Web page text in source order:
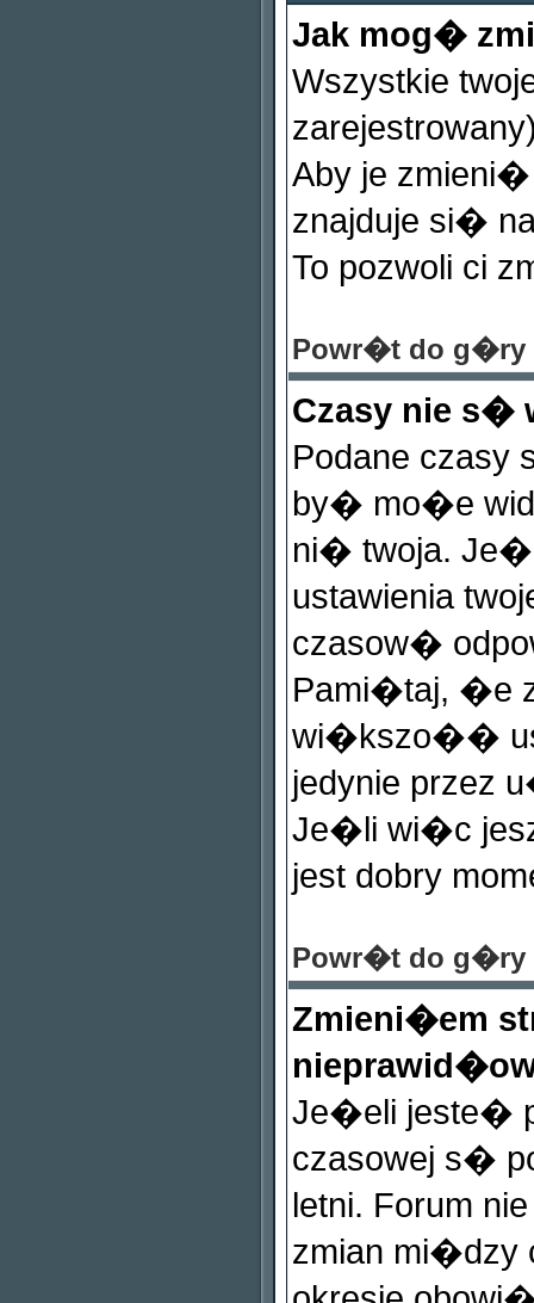
Jak mog�
Wszystkie
Aby je
znajduje si�
To pozwoli ci
Powr�t do g�ry
Czasy nie
Podane
by� mo�e
ni� twoja.
ustawienia
czasow�
Pami�taj, �e
wi�kszo��
jedynie przez
Je�li wi�c
jest dobry
Powr�t do g�ry
Zmieni�em
Je�eli jeste�
czasowej s�
letni. Forum
zmian mi�dzy